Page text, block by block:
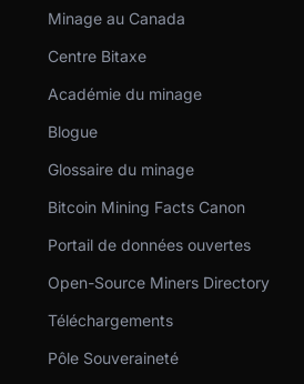
Minage au Canada
Centre Bitaxe
Académie du minage
Blogue
Glossaire du minage
Bitcoin Mining Facts Canon
Portail de données ouvertes
Open-Source Miners Directory
Téléchargements
Pôle Souveraineté